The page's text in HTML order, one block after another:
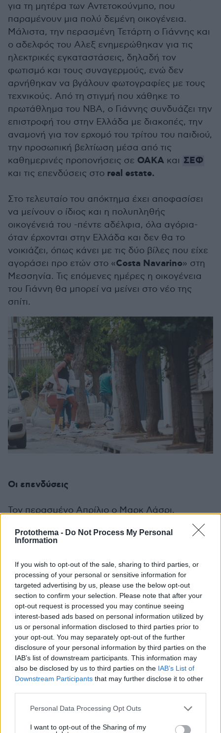
Protothema - Do Not Process My Personal
Information
If you wish to opt-out of the sale, sharing to third parties, or
processing of your personal or sensitive information for
targeted advertising by us, please use the below opt-out
section to confirm your selection. Please note that after your
opt-out request is processed you may continue seeing
interest-based ads based on personal information utilized by
us or personal information disclosed to third parties prior to
your opt-out. You may separately opt-out of the further
disclosure of your personal information by third parties on the
IAB’s list of downstream participants. This information may
also be disclosed by us to third parties on the IAB’s List of
Downstream Participants that may further disclose it to other
Please note that this website/app uses one or more Google
not limited to your visit or usage behaviour. You may click to
Personal Data Processing Opt Outs
I want to opt-out of the Sharing of my
για τη μητέρα των Αντετοκούνμπο, που
παραμένουν μια πολύ δεμένη οικογένεια.
Μάλιστα, την περασμένη Τετάρτη ο Γιάννης και
ο αδελφός του Αλεξ ενημερώθηκαν για τις
ηλεκτρικές εγκαταστάσεις, δηλαδή τον
φωτισμό και τους συναγερμούς, ενώ δεν
αρνήθηκαν να βγάλουν φωτογραφίες με τους
τεχνικούς. Από τη στιγμή που χάθηκε το
πρωτάθλημα του ΝΒΑ, ο Γιάννης συνδυάζει την
επιστροφή του στην Ελλάδα με διακοπές, την
αναμονή για τον ερχομό του τρίτου του παιδιού,
την προσωπική βελτίωση μέσα από τις
καθημερινές προπονήσεις σε ΟΑΚΑ και ΣΕΦ
και τις επενδύσεις στο real estate.
Στο τελευταίο του απόκτημα έχει αποφασίσει
να μείνουν ο ίδιος και η πολυπληθής
οικογένειά του -πέντε αδέλφια, όλα αγόρια-
όταν έρχονται στην Ελλάδα και δεν θα το
νοικιάζει, όπως κάνει με τις δύο βίλες που είχε
αγοράσει προ ετών στο «Costa Navarino» στη
Μεσσηνία. Τις επόμενες ημέρες η οικογένεια
του Γιάννη θα μπορεί να μείνει στο νέο της
σπίτι.
Οι επενδύσεις
Τον περασμένο Απρίλιο ο Μαρκ Λάσρι,
δισεκατομμυριούχος διαχειριστής hedge fund
και συνιδιοκτήτης τωνΜιλγουόκι Μπακς
μέχρι
του, περίπου το 25%, στα αδέλφια Τζίμι και Ντι
Χάσλαμ αντί3,5 δισ. δολαρίων. Ο ίδιος,
μιλώντας στον Ντέιβιντ Ρουμπινστάιν,
συνιδρυτή και πρόεδρο της Carlyle Group, στο
πλαίσιο του Bloomberg Wealth Summit στη Νέα
Υόρκη, αποκάλυψε ότι ο Γιάννης ένιωθε μια
ανασφάλεια όταν είχε πρωτοπάει στην Αμερική
σχετικά με τα χρήματά του. Οταν λοιπόν έμαθε
ότι το ανώτατο όριο ασφάλισης των
καταθέσεων ήταν της τάξης των250.000
δολαρίων, ο Αντετοκούνμπο άνοιξε αμέσως
λογαριασμούς σε μισή ντουζίνα τράπεζες. Τοτε
λογαριασμούς σε 50 διαφορετικές τράπεζες.